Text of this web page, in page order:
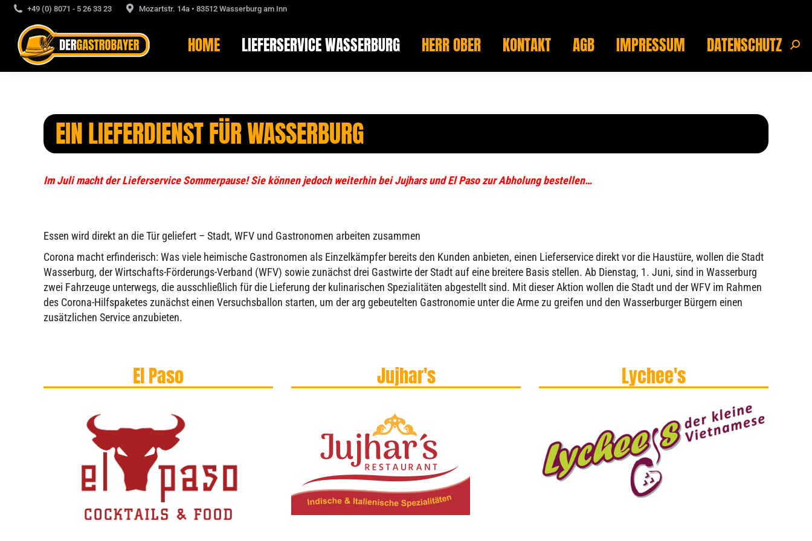
+49 (0) 8071 - 5 26 33 23 Mozartstr. 14a • 83512 Wasserburg am Inn
HOME LIEFERSERVICE WASSERBURG HERR OBER KONTAKT AGB IMPRESSUM DATENSCHUTZ
EIN LIEFERDIENST FÜR WASSERBURG
Im Juli macht der Lieferservice Sommerpause! Sie können jedoch weiterhin bei Jujhars und El Paso zur Abholung bestellen…
Essen wird direkt an die Tür geliefert – Stadt, WFV und Gastronomen arbeiten zusammen
Corona macht erfinderisch: Was viele heimische Gastronomen als Einzelkämpfer bereits den Kunden anbieten, einen Lieferservice direkt vor die Haustüre, wollen die Stadt
Wasserburg, der Wirtschafts-Förderungs-Verband (WFV) sowie zunächst drei Gastwirte der Stadt auf eine breitere Basis stellen. Ab Dienstag, 1. Juni, sind in Wasserburg
zwei Fahrzeuge unterwegs, die ausschließlich für die Lieferung der kulinarischen Spezialitäten abgestellt sind. Mit dieser Aktion wollen die Stadt und der WFV im Rahmen
des Corona-Hilfspaketes zunächst einen Versuchsballon starten, um der arg gebeutelten Gastronomie unter die Arme zu greifen und den Wasserburger Bürgern einen
zusätzlichen Service anzubieten.
El Paso Jujhar's Lychee's